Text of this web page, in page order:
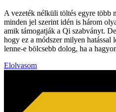
A vezeték nélküli töltés egyre több
minden jel szerint idén is három
amik támogatják a Qi szabványt.
hogy ez a módszer milyen hatással
lenne-e bölcsebb dolog, ha a
Elolvasom